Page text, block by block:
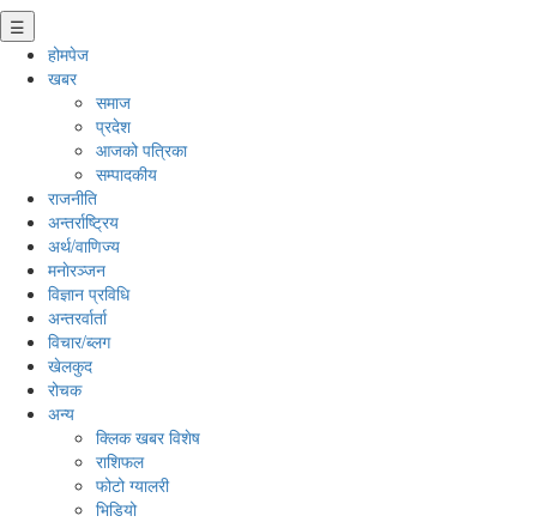
☰
होमपेज
खबर
समाज
प्रदेश
आजको पत्रिका
सम्पादकीय
राजनीति
अन्तर्राष्ट्रिय
अर्थ/वाणिज्य
मनाेरञ्जन
विज्ञान प्रविधि
अन्तरर्वार्ता
विचार/ब्लग
खेलकुद
रोचक
अन्य
क्लिक खबर विशेष
राशिफल
फोटो ग्यालरी
भिडियो